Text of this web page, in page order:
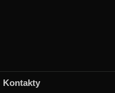
Kontakty